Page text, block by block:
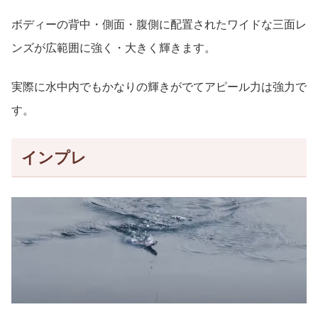
ボディーの背中・側面・腹側に配置されたワイドな三面レ
ンズが広範囲に強く・大きく輝きます。
実際に水中内でもかなりの輝きがでてアピール力は強力で
す。
インプレ